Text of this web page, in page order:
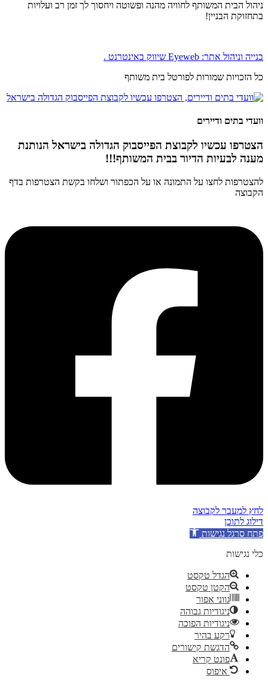
ניהול הבית המשותף לחוויה מהנה ופשוטה ויחסוך לך זמן רב ועלויות
בתחזוקת הבניין!
בנייה וניהול אתר: Eyeweb שיווק באינטרנט .
כל הזכויות שמורות לפורטל בית משותף
וועדי בתים ודיירים
הצטרפו עכשיו לקבוצת הפייסבוק הגדולה בישראל הנותנת
מענה לבעיות הדיור בבית המשותף!!!
להצטרפות לחצו על התמונה או על הכפתור ושלחו בקשת הצטרפות בדף
הקבוצה
לחץ למעבר לקבוצה
דילוג לתוכן
פתח סרגל נגישות
כלי נגישות
הגדל טקסט
הקטן טקסט
גווני אפור
ניגודיות גבוהה
ניגודיות הפוכה
רקע בהיר
הדגשת קישורים
פונט קריא
איפוס